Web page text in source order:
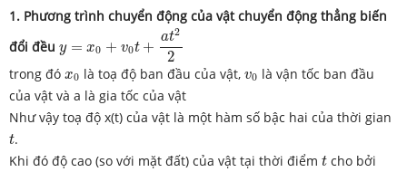
1. Phương trình chuyển động của vật chuyển động thẳng biến
đổi đều y = x0 + v0t +
at2
2
y= x0+v0t+at2 2
trong đó x0
x0 là toạ độ ban đầu của vật, v0
v0 là vận tốc ban đầu
của vật và a là gia tốc của vật
Như vậy toạ độ x(t) của vật là một hàm số bậc hai của thời gian
t
t.
Khi đó độ cao (so với mặt đất) của vật tại thời điểm t
t cho bởi